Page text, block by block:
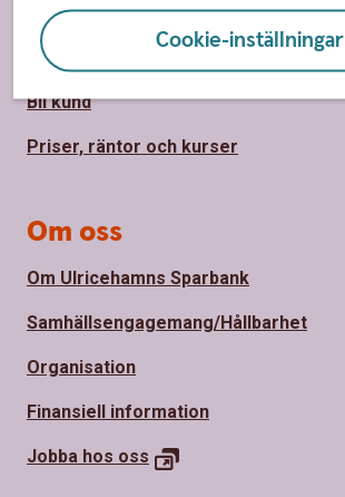
Cookie-inställningar
Spärrhjälp
Vårt bankontor
Bli kund
Priser, räntor och kurser
Om oss
Om Ulricehamns Sparbank
Samhällsengagemang/Hållbarhet
Organisation
Finansiell information
Jobba hos oss